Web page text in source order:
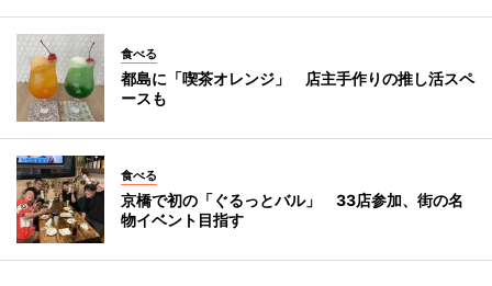
食べる
都島に「喫茶オレンジ」 店主手作りの推し活スペ
ースも
食べる
京橋で初の「ぐるっとバル」 33店参加、街の名
物イベント目指す